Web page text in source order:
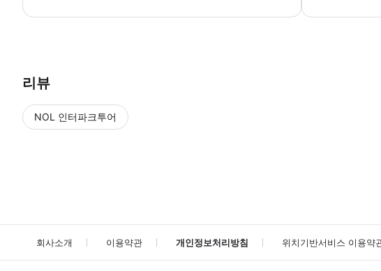
리뷰
NOL 인터파크투어
회사소개 이용약관 개인정보처리방침 위치기반서비스 이용약